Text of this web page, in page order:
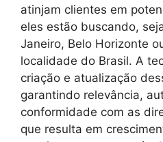
atinjam clientes em
eles estão buscando,
Janeiro, Belo Horizonte
localidade do Brasil. A
criação e atualização
garantindo relevância,
conformidade com as
que resulta em